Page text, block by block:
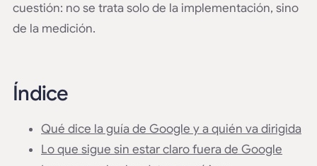
cuestión: no se trata solo de la implementación, sino
de la medición.
Índice
Qué dice la guía de Google y a quién va dirigida
Lo que sigue sin estar claro fuera de Google